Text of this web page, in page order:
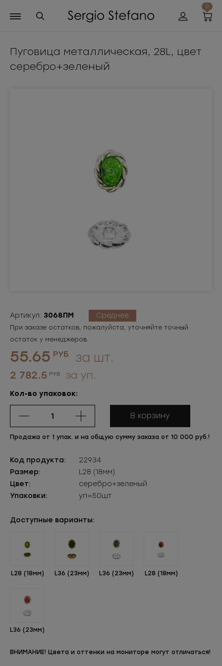
0
Пуговица металлическая, 28L, цвет
серебро+зеленый
Артикул: 3068ПМ Среднее
При заказе остатков, пожалуйста, уточняйте точный
остаток у менеджеров.
55.65 РУБ за шт.
2 782.5 РУБ за уп.
Кол-во упаковок:
В корзину
Продажа от 1 упак. и на общую сумму заказа от 10 000 руб.!
Код продукта:
22934
Размер:
L28 (18мм)
Цвет:
серебро+зеленый
Упаковки:
уп=50шт
Доступные варианты:
L28 (18мм) L36 (23мм) L36 (23мм) L28 (18мм)
L36 (23мм)
ВНИМАНИЕ! Цвета и оттенки на мониторе могут отличаться!